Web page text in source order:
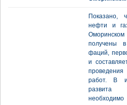
Показано,
нефти и
получены
фаций,
и
работ. В
развита